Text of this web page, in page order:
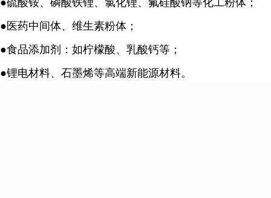
●硫酸铵、磷酸铁锂、氯化锂、氟硅酸钠等化工粉体；
● 医药中间体、维生素粉体；
●食品添加剂：如柠檬酸、乳酸钙等；
●锂电材料、石墨烯等高端新能源材料。